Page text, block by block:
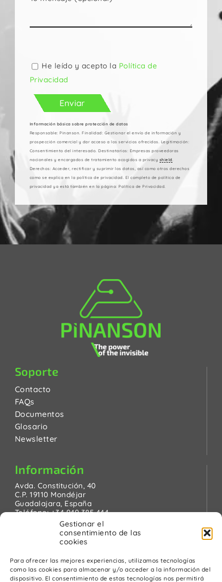
Gestionar el
consentimiento de las
cookies
Para ofrecer las mejores experiencias, utilizamos tecnologías
como las cookies para almacenar y/o acceder a la información del
dispositivo. El consentimiento de estas tecnologías nos permitirá
deja
campo
vacío.
He leído y acepto la Política de
Privacidad
Información básica sobre protección de datos
Responsable: Pinanson. Finalidad: Gestionar el envío de información y
prospección comercial y dar acceso a los servicios ofrecidos. Legitimación:
Consentimiento del interesado. Destinatarios: Empresas proveedoras
nacionales y encargados de tratamiento acogidos a privacy shield
Derechos: Acceder, rectificar y suprimir los datos, así como otros derechos
como se explica en la política de privacidad. El completo de política de
privacidad ya está también en la página: Política de Privacidad.
Soporte
Contacto
FAQs
Documentos
Glosario
Newsletter
Información
Avda. Constitución, 40
C.P. 19110 Mondéjar
Guadalajara, España
Teléfono:+34 949 385 444
pinanson@pinanson.eu
Legal